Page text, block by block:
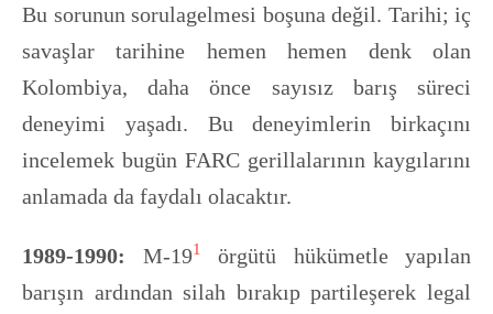
Bu sorunun sorulagelmesi boşuna değil. Tarihi; iç
savaşlar tarihine hemen hemen denk olan
Kolombiya, daha önce sayısız barış süreci
deneyimi yaşadı. Bu deneyimlerin birkaçını
incelemek bugün FARC gerillalarının kaygılarını
anlamada da faydalı olacaktır.
1989-1990: M-191
örgütü hükümetle yapılan
barışın ardından silah bırakıp partileşerek legal